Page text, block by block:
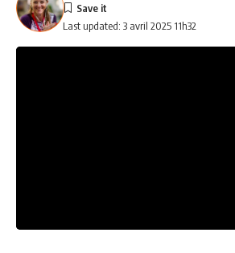
Last updated: 3 avril 2025 11h32